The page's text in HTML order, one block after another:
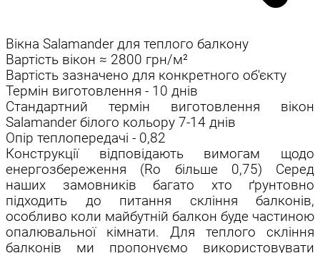
Вікна Salamander для теплого балкону
Вартість вікон ≈ 2800 грн/м²
Вартість зазначено для конкретного об'єкту
Термін виготовлення - 10 днів
Стандартний термін виготовлення вікон
Salamander білого кольору 7-14 днів
Опір теплопередачі - 0,82
Конструкції відповідають вимогам щодо
енергозбереження (Ro більше 0,75) Серед
наших замовників багато хто ґрунтовно
підходить до питання скління балконів,
особливо коли майбутній балкон буде частиною
опалювальної кімнати. Для теплого скління
балконів ми пропонуємо використовувати